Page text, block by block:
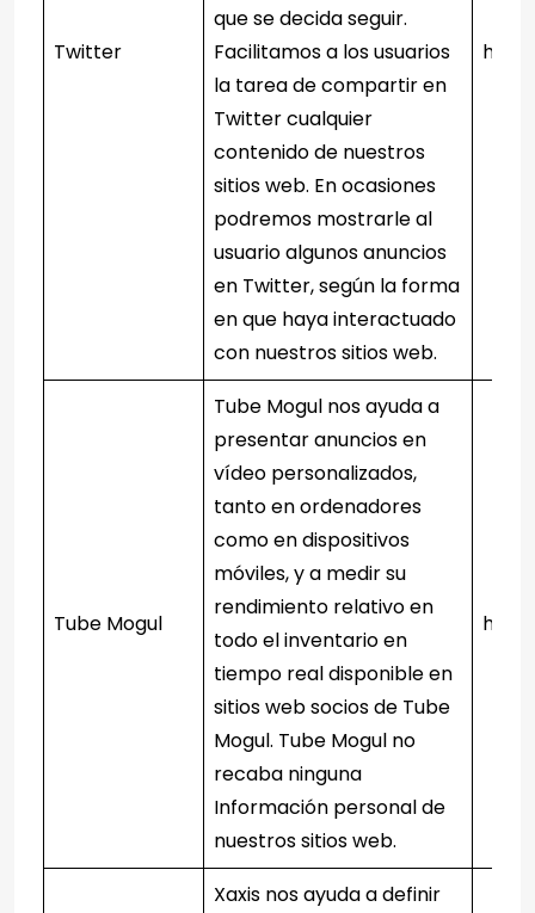
Twitter
que se decida seguir.
Facilitamos a los usuarios
la tarea de compartir en
Twitter cualquier
contenido de nuestros
sitios web. En ocasiones
podremos mostrarle al
usuario algunos anuncios
en Twitter, según la forma
en que haya interactuado
con nuestros sitios web.
Tube Mogul
Tube Mogul nos ayuda a
presentar anuncios en
vídeo personalizados,
tanto en ordenadores
como en dispositivos
móviles, y a medir su
rendimiento relativo en
todo el inventario en
tiempo real disponible en
sitios web socios de Tube
Mogul. Tube Mogul no
recaba ninguna
Información personal de
nuestros sitios web.
Xaxis nos ayuda a definir